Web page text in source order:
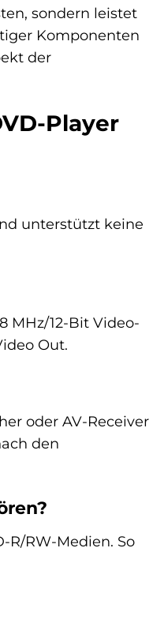
sondern leistet
Komponenten
der
Player
unterstützt keine
MHz/12-Bit Video-
Out.
oder AV-Receiver
den
R/RW-Medien. So